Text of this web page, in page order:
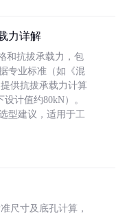
力详解
和抗拔承载力，包
专业标准（如《混
供抗拔承载力计算
计值约80kN）。
型建议，适用于工
尺寸及底孔计算，